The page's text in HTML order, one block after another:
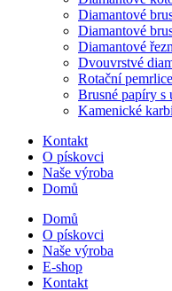
Diamantové
Diamantové
Diamantové
Dvouvrstvé
Rotační pemrlice
Brusné papíry s
Kamenické
Kontakt
O pískovci
Naše výroba
Domů
Domů
O pískovci
Naše výroba
E-shop
Kontakt